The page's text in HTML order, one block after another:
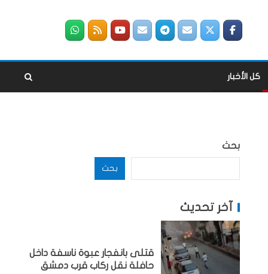
كل الأخبار
بحث
بحث
آخر تحديث
قتلى بانفجار عبوة ناسفة داخل
حافلة نقل ركاب قرب دمشق